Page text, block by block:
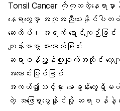
Tonsil Cancer ကိုကုသတဲ့နေရာမှာ
နေရာတွေမှာ အကူအညီပေးနိုင်ပါတ
ဆေးလိပ်၊ အရက် ရှောင်ကျဉ်ခြင်း
ကျန်းမာစွာ စားသောက်ခြင်း
ဆရာဝန်ညွှန်ကြားချက်အတိုင်း လေ့
အကောင်းမြင်ခြင်း
အကယ်၍သင့်မှာ မေးခွန်းတွေ
တဲ့ အဖြေရှာဖွေနိုင်ဖို့ ဆရာဝန်နဲ့